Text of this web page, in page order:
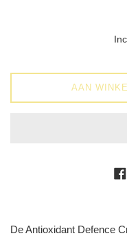
AAN
De Antioxidant Defence